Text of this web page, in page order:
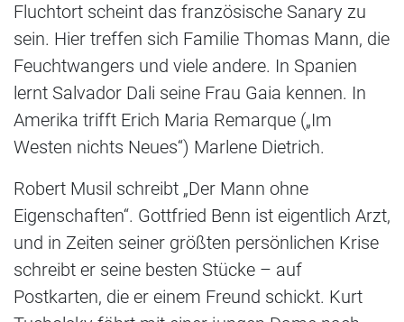
Fluchtort scheint das französische Sanary zu
sein. Hier treffen sich Familie Thomas Mann, die
Feuchtwangers und viele andere. In Spanien
lernt Salvador Dali seine Frau Gaia kennen. In
Amerika trifft Erich Maria Remarque („Im
Westen nichts Neues“) Marlene Dietrich.
Robert Musil schreibt „Der Mann ohne
Eigenschaften“. Gottfried Benn ist eigentlich Arzt,
und in Zeiten seiner größten persönlichen Krise
schreibt er seine besten Stücke – auf
Postkarten, die er einem Freund schickt. Kurt